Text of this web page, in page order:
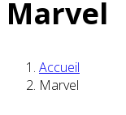
Marvel
Accueil
Marvel